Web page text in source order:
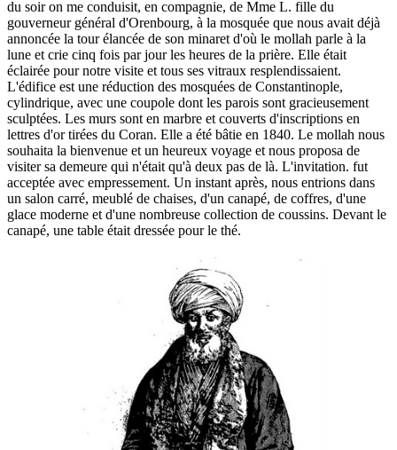
du soir on me conduisit, en compagnie, de Mme L. fille du
gouverneur général d'Orenbourg, à la mosquée que nous avait déjà
annoncée la tour élancée de son minaret d'où le mollah parle à la
lune et crie cinq fois par jour les heures de la prière. Elle était
éclairée pour notre visite et tous ses vitraux resplendissaient.
L'édifice est une réduction des mosquées de Constantinople,
cylindrique, avec une coupole dont les parois sont gracieusement
sculptées. Les murs sont en marbre et couverts d'inscriptions en
lettres d'or tirées du Coran. Elle a été bâtie en 1840. Le mollah nous
souhaita la bienvenue et un heureux voyage et nous proposa de
visiter sa demeure qui n'était qu'à deux pas de là. L'invitation. fut
acceptée avec empressement. Un instant après, nous entrions dans
un salon carré, meublé de chaises, d'un canapé, de coffres, d'une
glace moderne et d'une nombreuse collection de coussins. Devant le
canapé, une table était dressée pour le thé.